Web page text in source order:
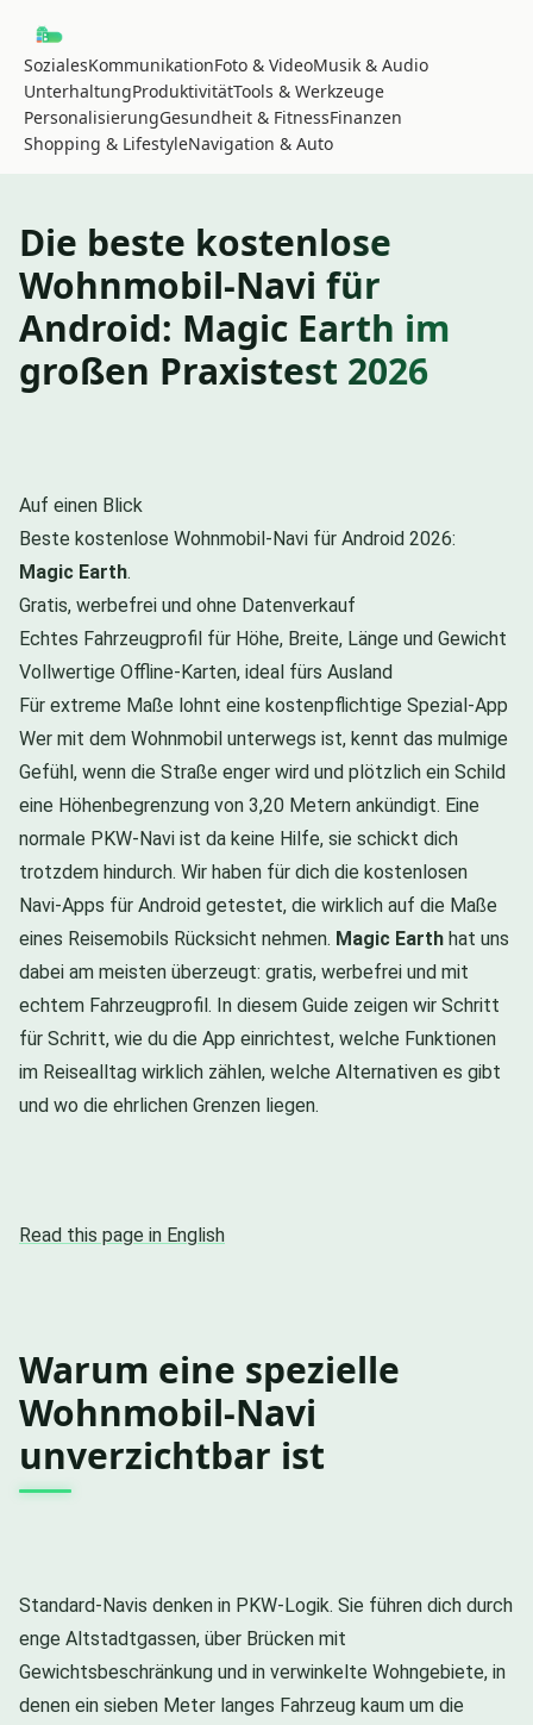
SozialesKommunikationFoto & VideoMusik & Audio
UnterhaltungProduktivitätTools & Werkzeuge
PersonalisierungGesundheit & FitnessFinanzen
Shopping & LifestyleNavigation & Auto
Die beste kostenlose
Wohnmobil-Navi für
Android: Magic Earth im
großen Praxistest 2026
Auf einen Blick
Beste kostenlose Wohnmobil-Navi für Android 2026:
Magic Earth.
Gratis, werbefrei und ohne Datenverkauf
Echtes Fahrzeugprofil für Höhe, Breite, Länge und Gewicht
Vollwertige Offline-Karten, ideal fürs Ausland
Für extreme Maße lohnt eine kostenpflichtige Spezial-App
Wer mit dem Wohnmobil unterwegs ist, kennt das mulmige
Gefühl, wenn die Straße enger wird und plötzlich ein Schild
eine Höhenbegrenzung von 3,20 Metern ankündigt. Eine
normale PKW-Navi ist da keine Hilfe, sie schickt dich
trotzdem hindurch. Wir haben für dich die kostenlosen
Navi-Apps für Android getestet, die wirklich auf die Maße
eines Reisemobils Rücksicht nehmen. Magic Earth hat uns
dabei am meisten überzeugt: gratis, werbefrei und mit
echtem Fahrzeugprofil. In diesem Guide zeigen wir Schritt
für Schritt, wie du die App einrichtest, welche Funktionen
im Reisealltag wirklich zählen, welche Alternativen es gibt
und wo die ehrlichen Grenzen liegen.
Read this page in English
Warum eine spezielle
Wohnmobil-Navi
unverzichtbar ist
Standard-Navis denken in PKW-Logik. Sie führen dich durch
enge Altstadtgassen, über Brücken mit
Gewichtsbeschränkung und in verwinkelte Wohngebiete, in
denen ein sieben Meter langes Fahrzeug kaum um die